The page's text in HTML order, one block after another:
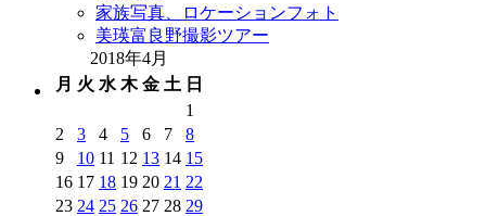
家族写真、ロケーションフォト
美瑛富良野撮影ツアー
2018年4月
月 火 水 木 金 土 日
1
2
3 4 5 6 7
8
9
10 11 12 13 14 15
16 17 18 19 20 21 22
23 24 25 26 27 28 29